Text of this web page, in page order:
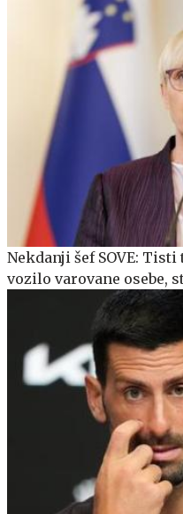
Nekdanji šef SOVE:
vozilo varovane osebe,